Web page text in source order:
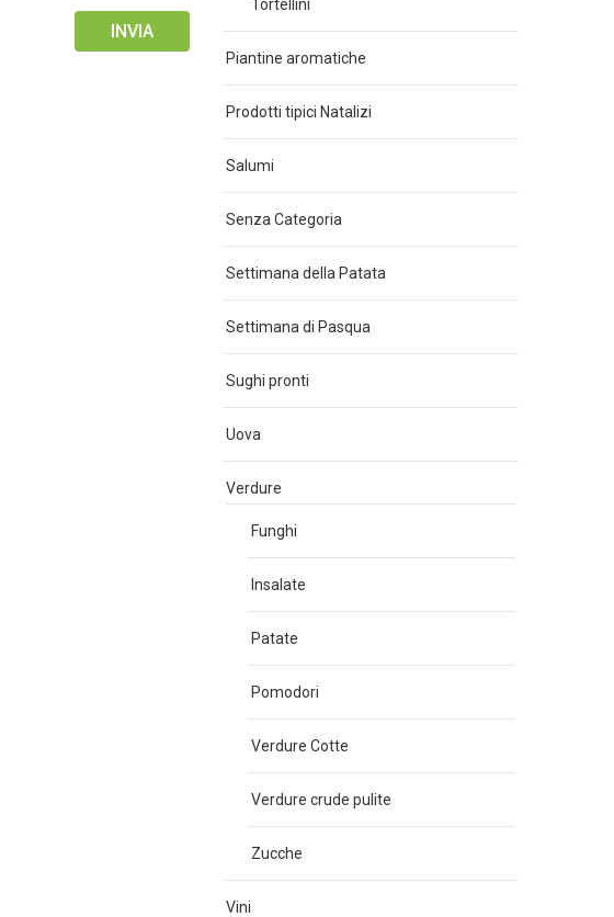
Tortellini
Piantine aromatiche
Prodotti tipici Natalizi
Salumi
Senza Categoria
Settimana della Patata
Settimana di Pasqua
Sughi pronti
Uova
Verdure
Funghi
Insalate
Patate
Pomodori
Verdure Cotte
Verdure crude pulite
Zucche
Vini